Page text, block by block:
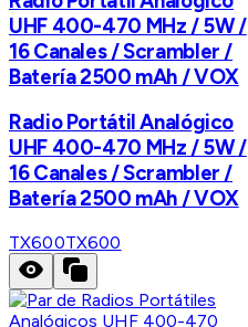
UHF 400-470 MHz / 5W /
16 Canales / Scrambler /
Batería 2500 mAh / VOX
Radio Portátil Analógico
UHF 400-470 MHz / 5W /
16 Canales / Scrambler /
Batería 2500 mAh / VOX
TX600TX600